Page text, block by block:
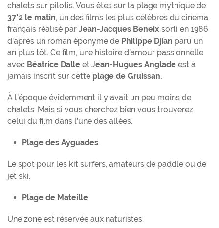
chalets sur pilotis. Vous êtes sur la plage mythique de
37°2 le matin, un des films les plus célèbres du cinema
français réalisé par Jean-Jacques Beneix sorti en 1986
d'après un roman éponyme de Philippe Djian paru un
an plus tôt. Ce film, une histoire d'amour passionnelle
avec Béatrice Dalle et Jean-Hugues Anglade est à
jamais inscrit sur cette plage de Gruissan.
À l'époque évidemment il y avait un peu moins de
chalets. Mais si vous cherchez bien vous trouverez
celui du film dans l'une des allées.
Plage des Ayguades
Le spot pour les kit surfers, amateurs de paddle ou de
jet ski.
Plage de Mateille
Une zone est réservée aux naturistes.